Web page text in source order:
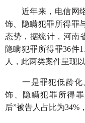
近年来，电信网络
饰、隐瞒犯罪所得罪
态势，据统计，河南
隐瞒犯罪所得罪36件
人，此两类案件呈现
一是罪犯低龄化。
饰、隐瞒犯罪所得
后”被告人占比为34%